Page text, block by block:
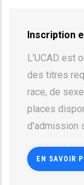
Inscription
L'UCAD est
des titres
race, de
places
d'admission
EN SAVOIR